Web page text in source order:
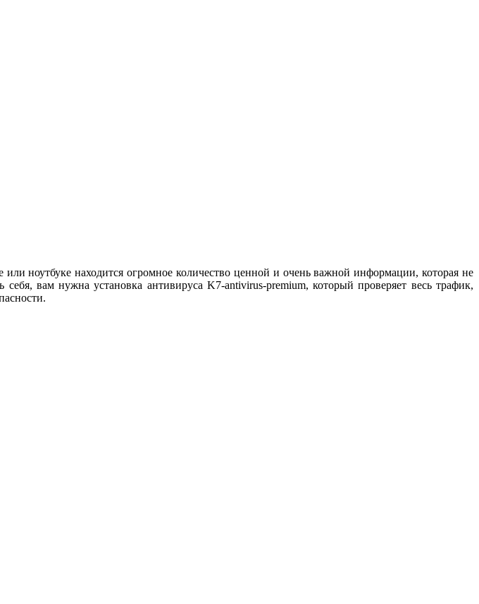
ноутбуке находится огромное количество ценной и очень важной информации, которая не
вам нужна установка антивируса K7-antivirus-premium, который проверяет весь трафик,